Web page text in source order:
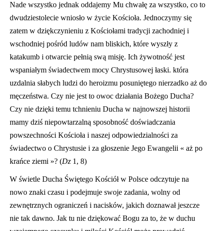
Nade wszystko jednak oddajemy Mu chwałę za wszystko, co to
dwudziestolecie wniosło w życie Kościoła. Jednoczymy się
zatem w dziękczynieniu z Kościołami tradycji zachodniej i
wschodniej pośród ludów nam bliskich, które wyszły z
katakumb i otwarcie pełnią swą misję. Ich żywotność jest
wspaniałym świadectwem mocy Chrystusowej łaski. która
uzdalnia słabych ludzi do heroizmu posuniętego nierzadko aż do
męczeństwa. Czy nie jest to owoc działania Bożego Ducha?
Czy nie dzięki temu tchnieniu Ducha w najnowszej historii
mamy dziś niepowtarzalną sposobność doświadczania
powszechności Kościoła i naszej odpowiedzialności za
świadectwo o Chrystusie i za głoszenie Jego Ewangelii « aż po
krańce ziemi »? (Dz 1, 8)
W świetle Ducha Świętego Kościół w Polsce odczytuje na
nowo znaki czasu i podejmuje swoje zadania, wolny od
zewnętrznych ograniczeń i nacisków, jakich doznawał jeszcze
nie tak dawno. Jak tu nie dziękować Bogu za to, że w duchu